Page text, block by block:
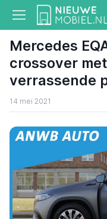
Mercedes
crossover
verrassende
14 mei 2021